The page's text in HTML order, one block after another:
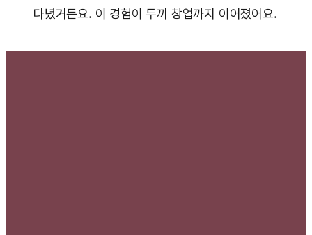
다녔거든요. 이 경험이 두끼 창업까지 이어졌어요.